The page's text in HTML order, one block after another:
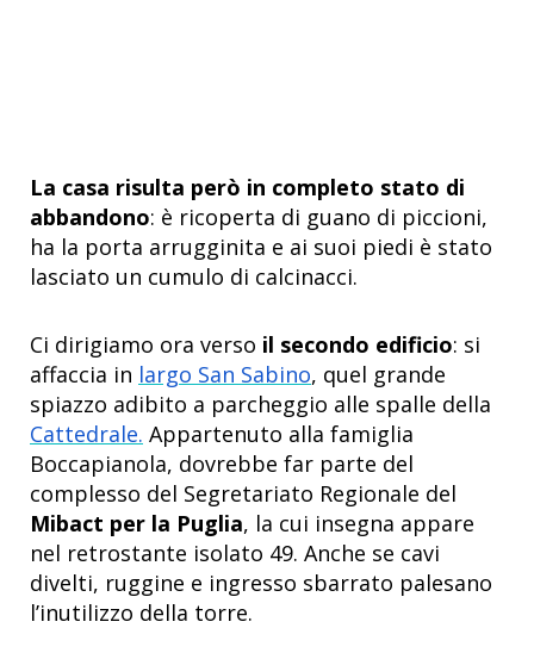
La casa risulta però in completo stato di
abbandono: è ricoperta di guano di piccioni,
ha la porta arrugginita e ai suoi piedi è stato
lasciato un cumulo di calcinacci.
Ci dirigiamo ora verso il secondo edificio: si
affaccia in largo San Sabino, quel grande
spiazzo adibito a parcheggio alle spalle della
Cattedrale. Appartenuto alla famiglia
Boccapianola, dovrebbe far parte del
complesso del Segretariato Regionale del
Mibact per la Puglia, la cui insegna appare
nel retrostante isolato 49. Anche se cavi
divelti, ruggine e ingresso sbarrato palesano
l’inutilizzo della torre.